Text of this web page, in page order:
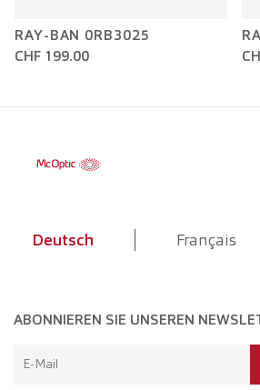
RAY-BAN 0RB3025
CHF 199.00
Deutsch Français
ABONNIEREN SIE UNSEREN
E-Mail